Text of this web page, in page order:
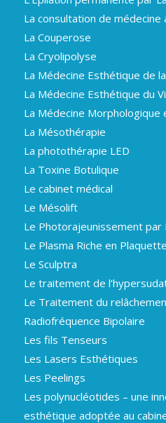
La consultation de médecine
La Couperose
La Cryolipolyse
La Médecine Esthétique de
La Médecine Esthétique du
La Médecine Morphologique
La Mésothérapie
La photothérapie LED
La Toxine Botulique
Le cabinet médical
Le Mésolift
Le Photorajeunissement par
Le Plasma Riche en
Le Sculptra
Le traitement de
Le Traitement du
Radiofréquence Bipolaire
Les fils Tenseurs
Les Lasers Esthétiques
Les Peelings
Les polynucléotides – une
esthétique adoptée au